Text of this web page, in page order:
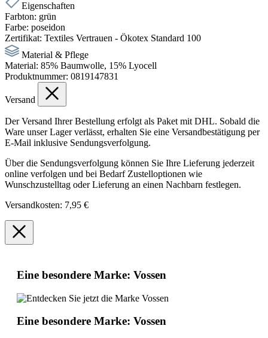
Eigenschaften
Farbton: grün
Farbe: poseidon
Zertifikat: Textiles Vertrauen - Ökotex Standard 100
Material & Pflege
Material: 85% Baumwolle, 15% Lyocell
Produktnummer: 0819147831
Versand
Der Versand Ihrer Bestellung erfolgt als Paket mit DHL. Sobald die
Ware unser Lager verlässt, erhalten Sie eine Versandbestätigung per
E-Mail inklusive Sendungsverfolgung.
Über die Sendungsverfolgung können Sie Ihre Lieferung jederzeit
online verfolgen und bei Bedarf Zustelloptionen wie
Wunschzustelltag oder Lieferung an einen Nachbarn festlegen.
Versandkosten: 7,95 €
Eine besondere Marke: Vossen
Eine besondere Marke: Vossen